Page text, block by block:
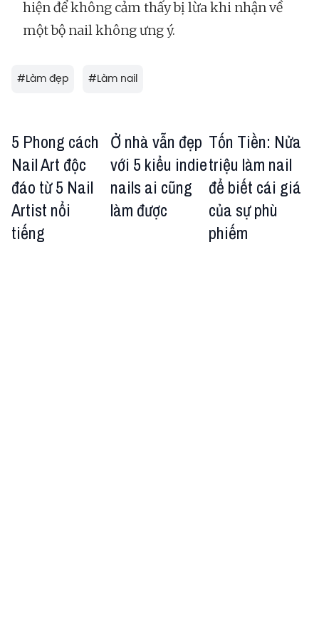
hiện để không cảm thấy bị lừa khi nhận về
một bộ nail không ưng ý.
#Làm đẹp #Làm nail
5 Phong cách
Nail Art độc
đáo từ 5 Nail
Artist nổi
tiếng
Ở nhà vẫn đẹp
với 5 kiểu indie
nails ai cũng
làm được
Tốn Tiền: Nửa
triệu làm nail
để biết cái giá
của sự phù
phiếm